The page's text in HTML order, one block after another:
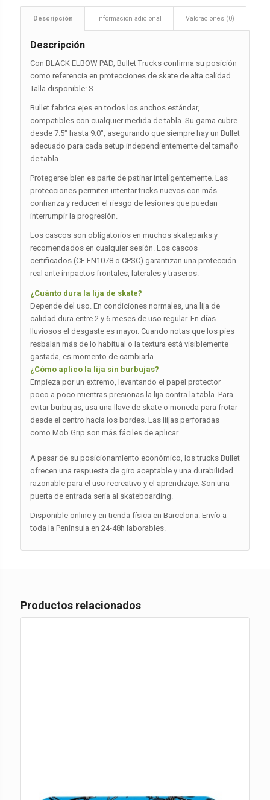
Descripción Información adicional Valoraciones (0)
Descripción
Con BLACK ELBOW PAD, Bullet Trucks confirma su posición
como referencia en protecciones de skate de alta calidad.
Talla disponible: S.
Bullet fabrica ejes en todos los anchos estándar,
compatibles con cualquier medida de tabla. Su gama cubre
desde 7.5″ hasta 9.0″, asegurando que siempre hay un Bullet
adecuado para cada setup independientemente del tamaño
de tabla.
Protegerse bien es parte de patinar inteligentemente. Las
protecciones permiten intentar tricks nuevos con más
confianza y reducen el riesgo de lesiones que puedan
interrumpir la progresión.
Los cascos son obligatorios en muchos skateparks y
recomendados en cualquier sesión. Los cascos
certificados (CE EN1078 o CPSC) garantizan una protección
real ante impactos frontales, laterales y traseros.
¿Cuánto dura la lija de skate?
Depende del uso. En condiciones normales, una lija de
calidad dura entre 2 y 6 meses de uso regular. En días
lluviosos el desgaste es mayor. Cuando notas que los pies
resbalan más de lo habitual o la textura está visiblemente
gastada, es momento de cambiarla.
¿Cómo aplico la lija sin burbujas?
Empieza por un extremo, levantando el papel protector
poco a poco mientras presionas la lija contra la tabla. Para
evitar burbujas, usa una llave de skate o moneda para frotar
desde el centro hacia los bordes. Las liijas perforadas
como Mob Grip son más fáciles de aplicar.
A pesar de su posicionamiento económico, los trucks Bullet
ofrecen una respuesta de giro aceptable y una durabilidad
razonable para el uso recreativo y el aprendizaje. Son una
puerta de entrada seria al skateboarding.
Disponible online y en tienda física en Barcelona. Envío a
toda la Península en 24-48h laborables.
Productos relacionados